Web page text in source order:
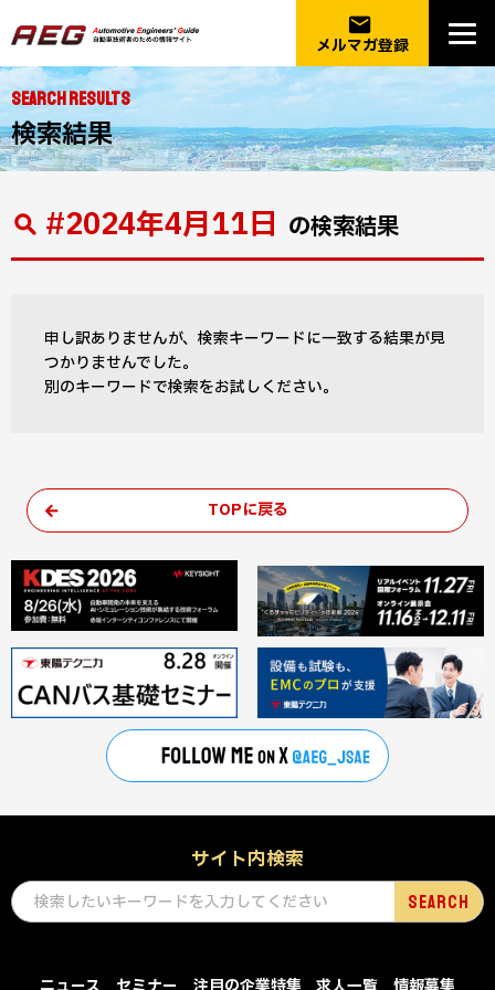
email
メルマガ登録
SEARCH RESULTS
検索結果
#2024年4月11日 の検索結果
申し訳ありませんが、検索キーワードに一致する結果が見
つかりませんでした。
別のキーワードで検索をお試しください。
TOPに戻る
サイト内検索